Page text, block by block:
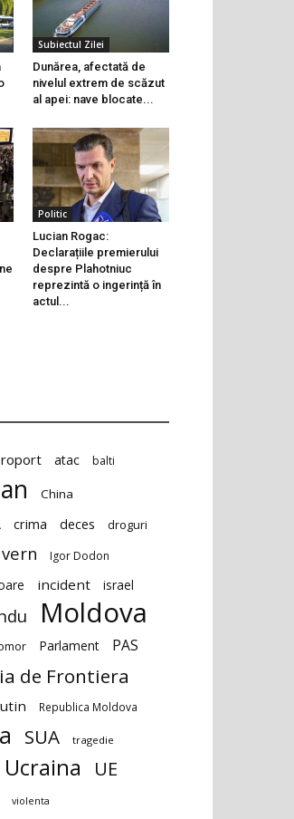
Subiectul Zilei
Dunărea, afectată de
nivelul extrem de scăzut
al apei: nave blocate...
Politic
Lucian Rogac:
Declarațiile premierului
despre Plahotniuc
reprezintă o ingerință în
actul...
atac balti
China
crima deces droguri
Igor Dodon
incident israel
Moldova
Parlament PAS
de Frontiera
Republica Moldova
SUA tragedie
Ucraina UE
violenta